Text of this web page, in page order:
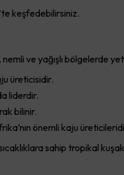
keşfedebilirsiniz.
ve yağışlı bölgelerde
üreticisidir.
liderdir.
bilinir.
önemli kaju
sahip tropikal